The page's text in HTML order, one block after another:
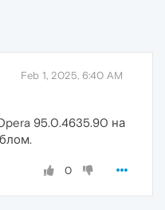
Feb 1, 2025, 6:40 AM
95.0.4635.90 на
0